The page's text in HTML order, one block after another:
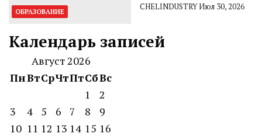
ОБРАЗОВАНИЕ CHELINDUSTRYИюл 30, 2026
Календарь записей
Август 2026
ПнВтСрЧтПтСбВс
1
2
3
4 5 6 7 8
9
10 11 12 13 14 15 16